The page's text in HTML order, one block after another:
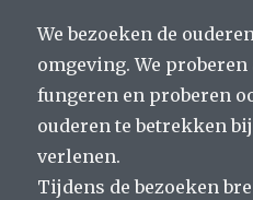
We bezoeken de
omgeving. We
fungeren en proberen
ouderen te betrekken
verlenen.
Tijdens de bezoeken